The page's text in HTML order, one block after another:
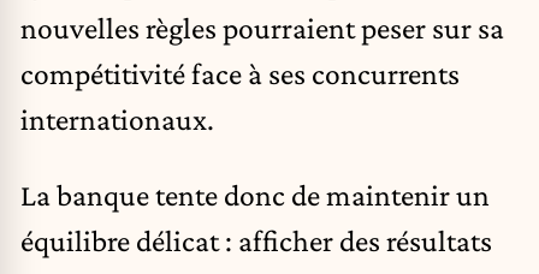
nouvelles règles pourraient peser sur sa
compétitivité face à ses concurrents
internationaux.
La banque tente donc de maintenir un
équilibre délicat : afficher des résultats